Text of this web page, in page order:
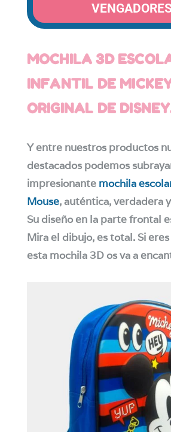
MOCHILA 3D
INFANTIL DE
ORIGINAL DE
Y entre nuestros productos
destacados podemos
impresionante mochila
Mouse, auténtica, verdadera
Su diseño en la parte frontal
Mira el dibujo, es total. Si
esta mochila 3D os va a